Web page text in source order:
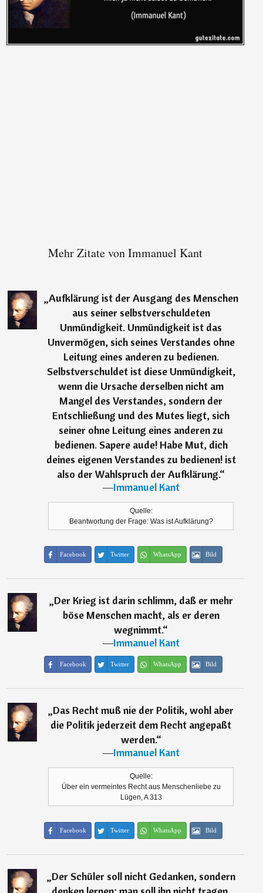
Mehr Zitate von Immanuel Kant
„Aufklärung ist der Ausgang des Menschen
aus seiner selbstverschuldeten
Unmündigkeit. Unmündigkeit ist das
Unvermögen, sich seines Verstandes ohne
Leitung eines anderen zu bedienen.
Selbstverschuldet ist diese Unmündigkeit,
wenn die Ursache derselben nicht am
Mangel des Verstandes, sondern der
Entschließung und des Mutes liegt, sich
seiner ohne Leitung eines anderen zu
bedienen. Sapere aude! Habe Mut, dich
deines eigenen Verstandes zu bedienen! ist
also der Wahlspruch der Aufklärung.“
―Immanuel Kant
Quelle:
Beantwortung der Frage: Was ist Aufklärung?
Facebook Twitter WhatsApp Bild
„Der Krieg ist darin schlimm, daß er mehr
böse Menschen macht, als er deren
wegnimmt.“
―Immanuel Kant
Facebook Twitter WhatsApp Bild
„Das Recht muß nie der Politik, wohl aber
die Politik jederzeit dem Recht angepaßt
werden.“
―Immanuel Kant
Quelle:
Über ein vermeintes Recht aus Menschenliebe zu
Lügen, A 313
Facebook Twitter WhatsApp Bild
„Der Schüler soll nicht Gedanken, sondern